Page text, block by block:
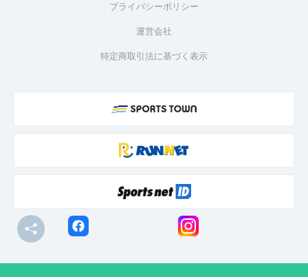
プライバシーポリシー
運営会社
特定商取引法に基づく表示